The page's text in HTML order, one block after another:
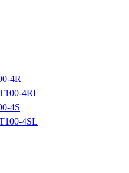
4R
4RL
4S
4SL